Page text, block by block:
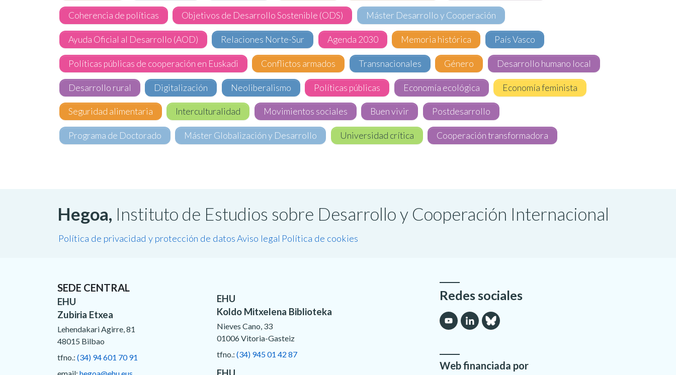
Coherencia de políticas Objetivos de Desarrollo Sostenible (ODS) Máster Desarrollo y Cooperación
Ayuda Oficial al Desarrollo (AOD) Relaciones Norte-Sur Agenda 2030 Memoria histórica País Vasco
Políticas públicas de cooperación en Euskadi Conflictos armados Transnacionales Género Desarrollo humano local
Desarrollo rural Digitalización Neoliberalismo Políticas públicas Economía ecológica Economía feminista
Seguridad alimentaria Interculturalidad Movimientos sociales Buen vivir Postdesarrollo
Programa de Doctorado Máster Globalización y Desarrollo Universidad crítica Cooperación transformadora
Hegoa, Instituto de Estudios sobre Desarrollo y Cooperación Internacional
Política de privacidad y protección de datosAviso legal Política de cookies
SEDE CENTRAL
EHU
Zubiria Etxea
Lehendakari Agirre, 81
48015 Bilbao
tfno.: (34) 94 601 70 91
EHU
Koldo Mitxelena Biblioteka
Nieves Cano, 33
01006 Vitoria-Gasteiz
tfno.: (34) 945 01 42 87
Redes sociales
Web financiada por